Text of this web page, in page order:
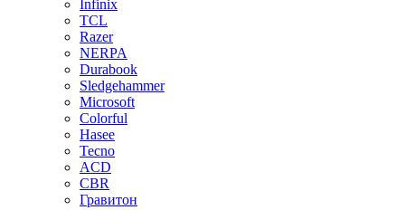
Infinix
TCL
Razer
NERPA
Durabook
Sledgehammer
Microsoft
Colorful
Hasee
Tecno
ACD
CBR
Гравитон